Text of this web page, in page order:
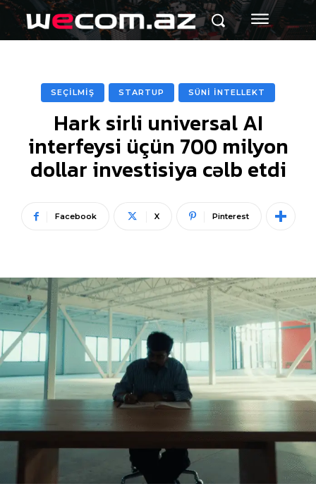
SEÇİLMİŞ STARTUP SÜNİ İNTELLEKT
Hark sirli universal AI
interfeysi üçün 700 milyon
dollar investisiya cəlb etdi
Facebook X Pinterest